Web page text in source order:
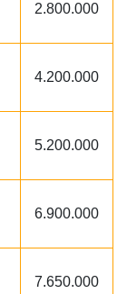
2.800.000
4.200.000
5.200.000
6.900.000
7.650.000